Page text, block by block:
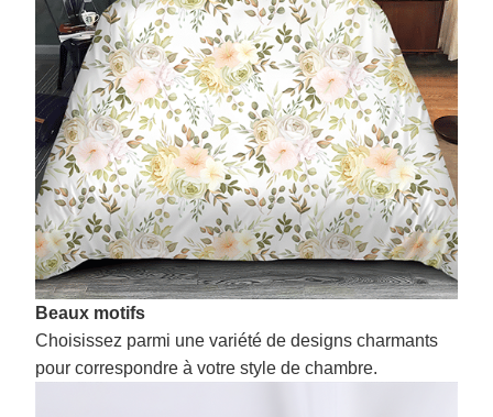
Beaux motifs
Choisissez parmi une variété de designs charmants
pour correspondre à votre style de chambre.